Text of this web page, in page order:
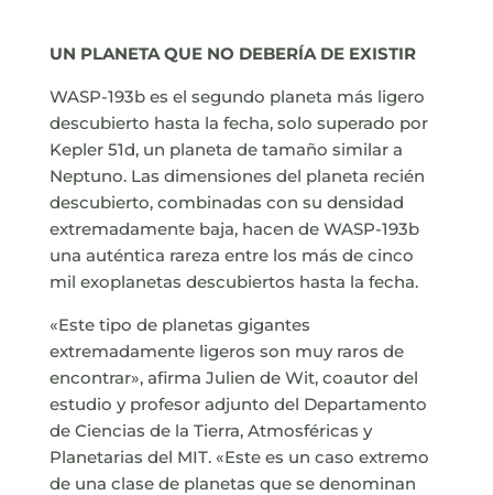
UN PLANETA QUE NO DEBERÍA DE EXISTIR
WASP-193b es el segundo planeta más ligero
descubierto hasta la fecha, solo superado por
Kepler 51d, un planeta de tamaño similar a
Neptuno. Las dimensiones del planeta recién
descubierto, combinadas con su densidad
extremadamente baja, hacen de WASP-193b
una auténtica rareza entre los más de cinco
mil exoplanetas descubiertos hasta la fecha.
«Este tipo de planetas gigantes
extremadamente ligeros son muy raros de
encontrar», afirma Julien de Wit, coautor del
estudio y profesor adjunto del Departamento
de Ciencias de la Tierra, Atmosféricas y
Planetarias del MIT. «Este es un caso extremo
de una clase de planetas que se denominan